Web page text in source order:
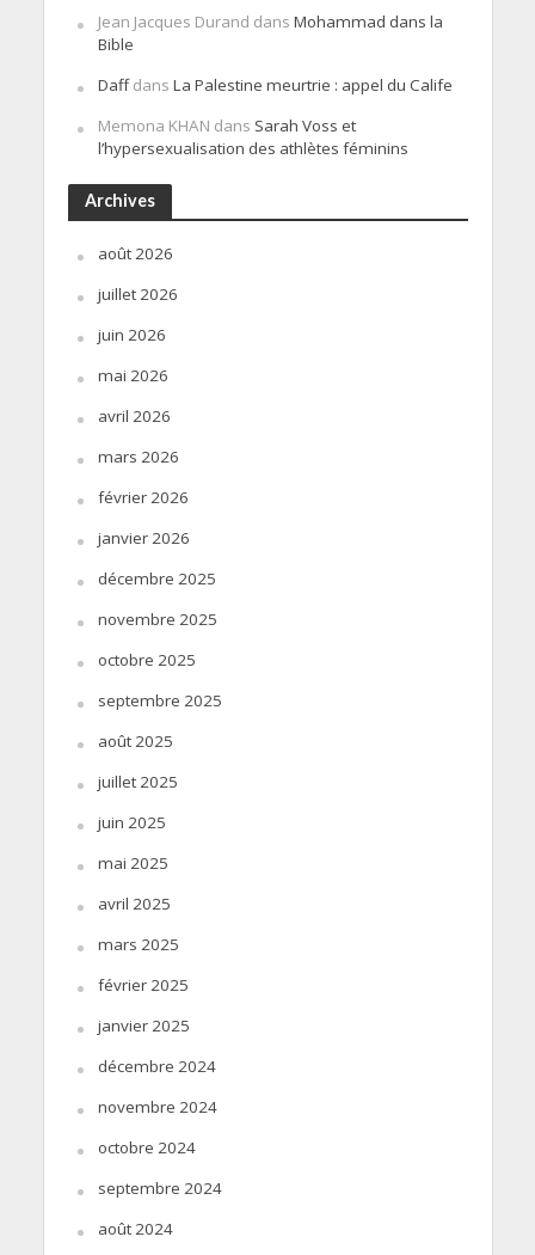
Jean Jacques Durand dans Mohammad dans la
Bible
Daffdans La Palestine meurtrie : appel du Calife
Memona KHAN dans Sarah Voss et
l’hypersexualisation des athlètes féminins
Archives
août 2026
juillet 2026
juin 2026
mai 2026
avril 2026
mars 2026
février 2026
janvier 2026
décembre 2025
novembre 2025
octobre 2025
septembre 2025
août 2025
juillet 2025
juin 2025
mai 2025
avril 2025
mars 2025
février 2025
janvier 2025
décembre 2024
novembre 2024
octobre 2024
septembre 2024
août 2024